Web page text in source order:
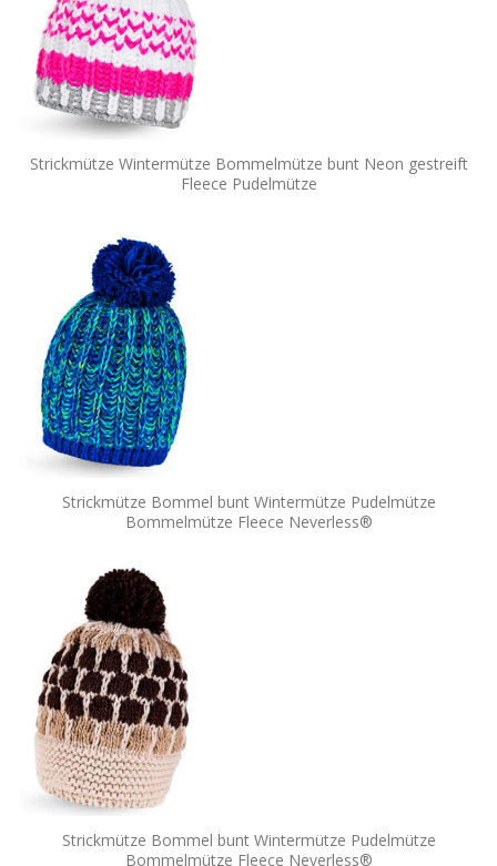
Strickmütze Wintermütze Bommelmütze bunt Neon gestreift
Fleece Pudelmütze
Strickmütze Bommel bunt Wintermütze Pudelmütze
Bommelmütze Fleece Neverless®
Strickmütze Bommel bunt Wintermütze Pudelmütze
Bommelmütze Fleece Neverless®